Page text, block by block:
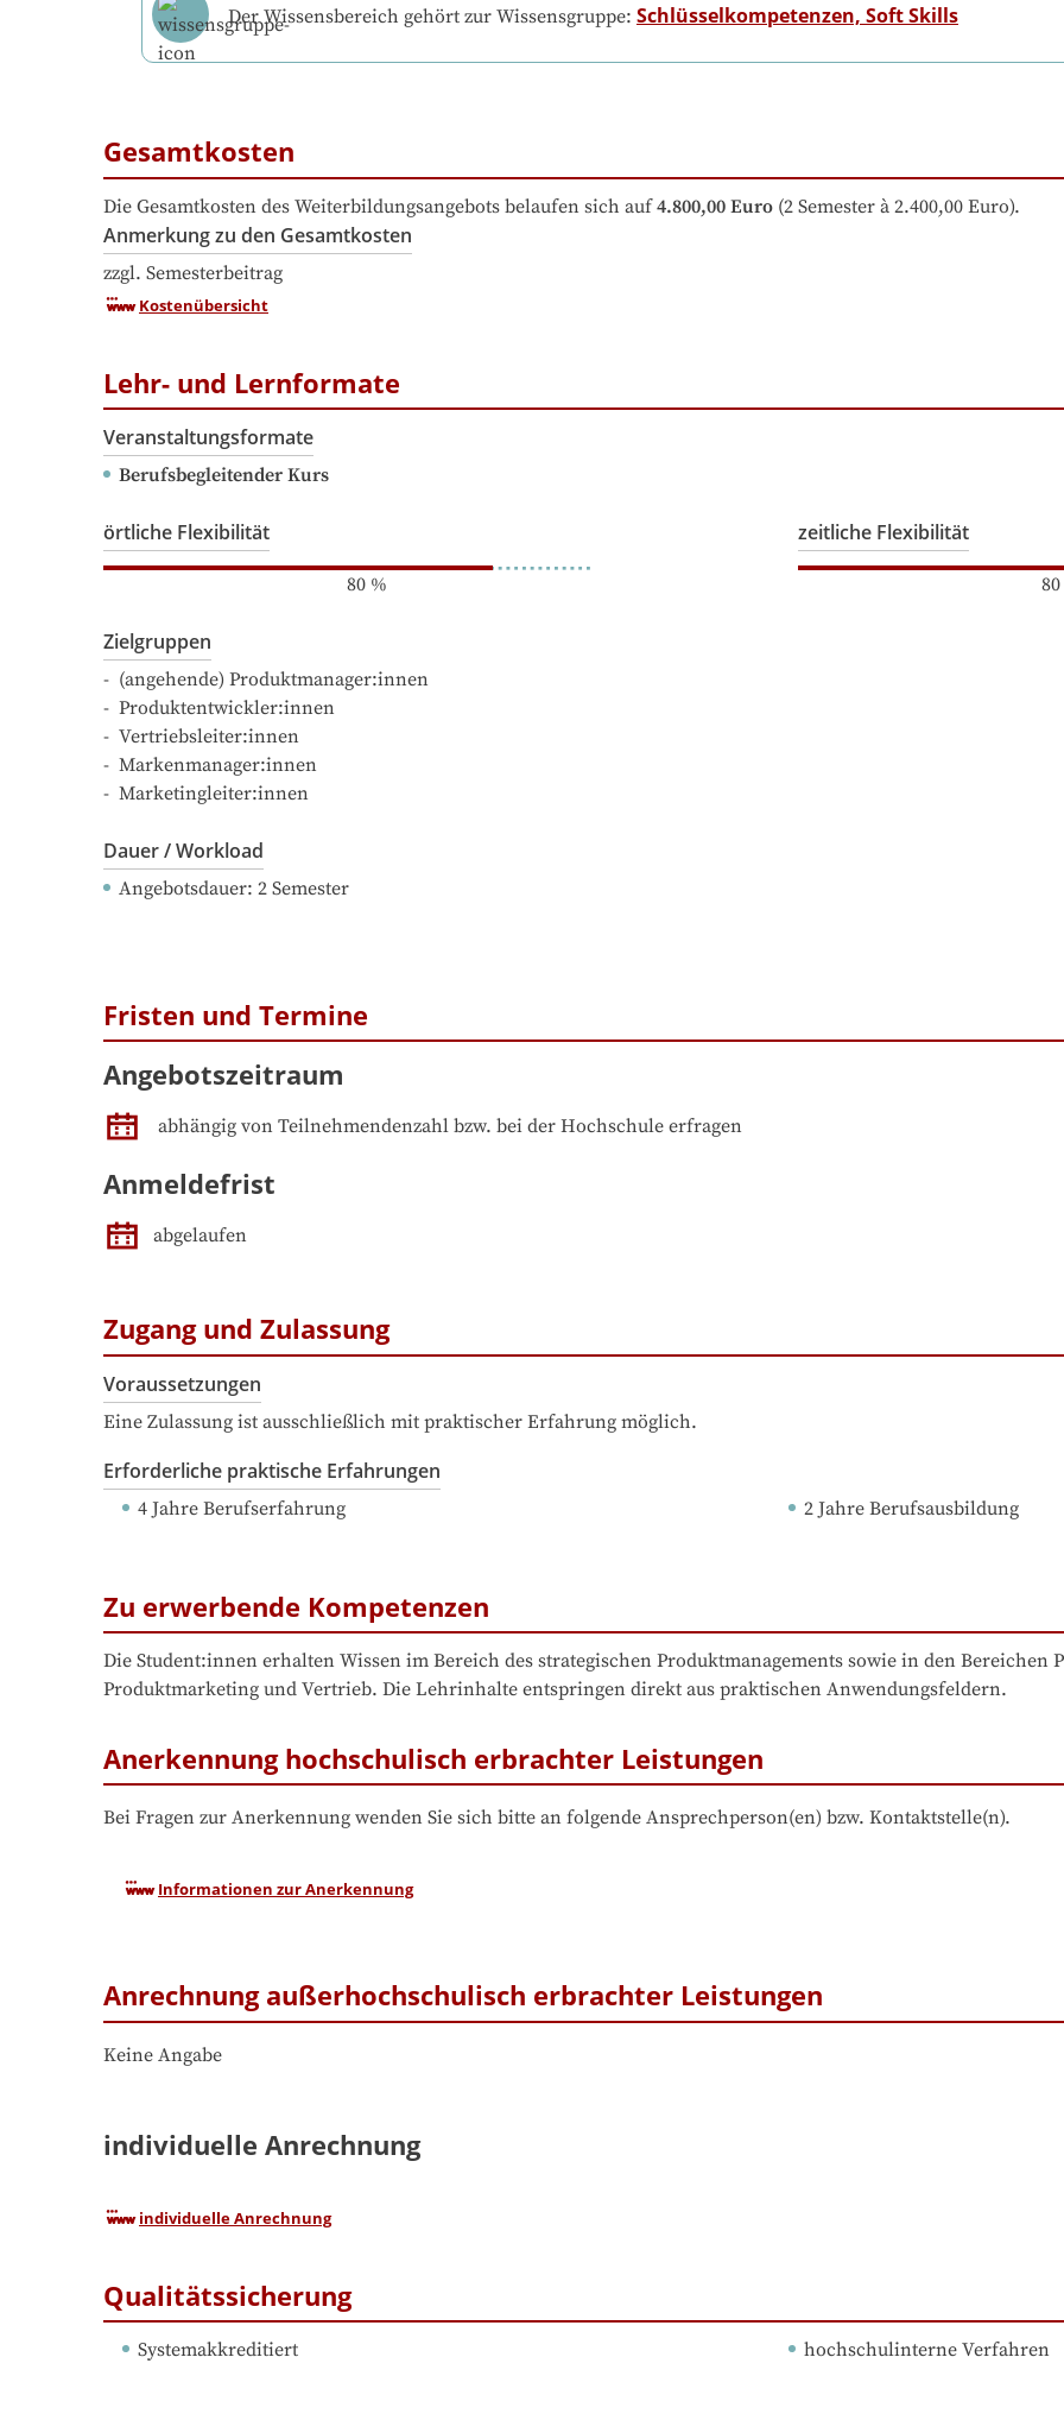
Der Wissensbereich gehört zur Wissensgruppe: Schlüsselkompetenzen, Soft Skills
Gesamtkosten
Die Gesamtkosten des Weiterbildungsangebots belaufen sich auf 4.800,00 Euro (2 Semester à 2.400,00 Euro).
Anmerkung zu den Gesamtkosten
zzgl. Semesterbeitrag
Kostenübersicht
Lehr- und Lernformate
Veranstaltungsformate
Berufsbegleitender Kurs
örtliche Flexibilität
80%
zeitliche Flexibilität
80
Zielgruppen
-  (angehende) Produktmanager:innen
-  Produktentwickler:innen
-  Vertriebsleiter:innen
-  Markenmanager:innen
-  Marketingleiter:innen
Dauer / Workload
Angebotsdauer: 2 Semester
Fristen und Termine
Angebotszeitraum
abhängig von Teilnehmendenzahl bzw. bei der Hochschule erfragen
Anmeldefrist
abgelaufen
Zugang und Zulassung
Voraussetzungen
Eine Zulassung ist ausschließlich mit praktischer Erfahrung möglich.
Erforderliche praktische Erfahrungen
4 Jahre Berufserfahrung 2 Jahre Berufsausbildung
Zu erwerbende Kompetenzen
Die Student:innen erhalten Wissen im Bereich des strategischen Produktmanagements sowie in den
Produktmarketing und Vertrieb. Die Lehrinhalte entspringen direkt aus praktischen Anwendungsfeldern.
Anerkennung hochschulisch erbrachter Leistungen
Bei Fragen zur Anerkennung wenden Sie sich bitte an folgende Ansprechperson(en) bzw. Kontaktstelle(n).
Informationen zur Anerkennung
Anrechnung außerhochschulisch erbrachter Leistungen
Keine Angabe
individuelle Anrechnung
individuelle Anrechnung
Qualitätssicherung
Systemakkreditiert hochschulinterne Verfahren